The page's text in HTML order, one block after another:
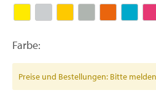
Farbe:
Preise und Bestellungen: Bitte